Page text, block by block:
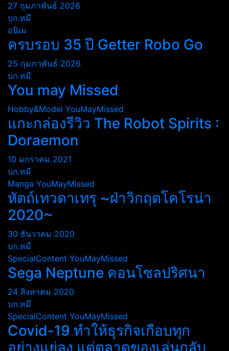
27 กุมภาพันธ์ 2026
บก.หมี
อนิเม
ครบรอบ 35 ปี Getter Robo Go
25 กุมภาพันธ์ 2026
บก.หมี
You may Missed
Hobby&Model YouMayMissed
แกะกล่องรีวิว The Robot Spirits :
Doraemon
10 มกราคม 2021
บก.หมี
Manga YouMayMissed
หัตถ์เทวดาเทรุ ~ฝ่าวิกฤตโคโรน่า
2020~
30 ธันวาคม 2020
บก.หมี
SpecialContent YouMayMissed
Sega Neptune คอนโซลปริศนา
24 สิงหาคม 2020
บก.หมี
SpecialContent YouMayMissed
Covid-19 ทำให้ธุรกิจเกือบทุก
อย่างแย่ลง แต่ตลาดของเล่นกลับ